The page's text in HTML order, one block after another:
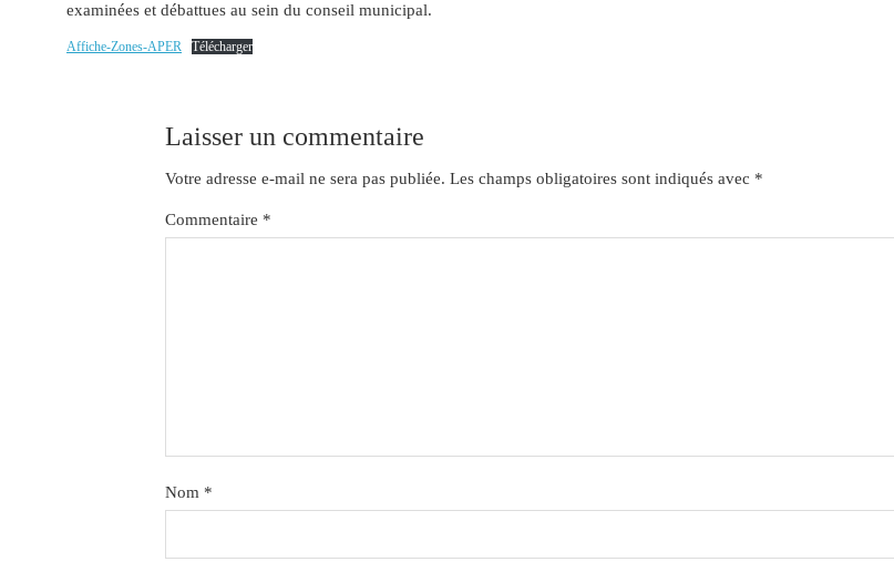
examinées et débattues au sein du conseil municipal.
Affiche-Zones-APER Télécharger
Laisser un commentaire
Votre adresse e-mail ne sera pas publiée. Les champs obligatoires sont indiqués avec *
Commentaire *
Nom *